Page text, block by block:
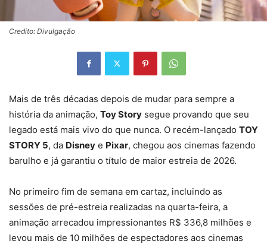
Credito: Divulgação
Mais de três décadas depois de mudar para sempre a
história da animação, Toy Story segue provando que seu
legado está mais vivo do que nunca. O recém-lançado TOY
STORY 5, da Disney e Pixar, chegou aos cinemas fazendo
barulho e já garantiu o título de maior estreia de 2026.
No primeiro fim de semana em cartaz, incluindo as
sessões de pré-estreia realizadas na quarta-feira, a
animação arrecadou impressionantes R$ 336,8 milhões e
levou mais de 10 milhões de espectadores aos cinemas